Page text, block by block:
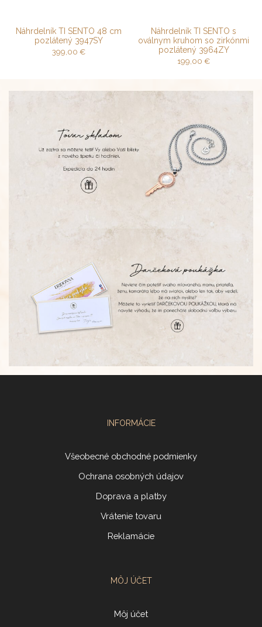
Náhrdelník TI SENTO 48 cm
pozlátený 3947SY
399,00 €
Náhrdelník TI SENTO s
oválnym kruhom so zirkónmi
pozlátený 3964ZY
199,00 €
INFORMÁCIE
Všeobecné obchodné podmienky
Ochrana osobných údajov
Doprava a platby
Vrátenie tovaru
Reklamácie
MÔJ ÚČET
Môj účet